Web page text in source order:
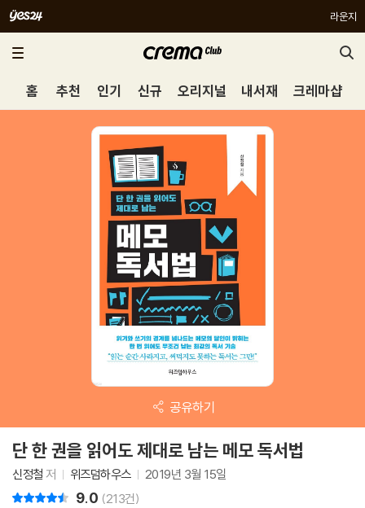
라운지
홈 추천 인기 신규 오리지널 내서재 크레마샵
공유하기
단 한 권을 읽어도 제대로 남는 메모 독서법
신정철 저 위즈덤하우스 2019년 3월 15일
9.0 (213건)